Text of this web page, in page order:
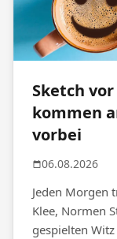
Sketch
kommen
vorbei
06.08.2026
Jeden Morgen
Klee, Normen
gespielten